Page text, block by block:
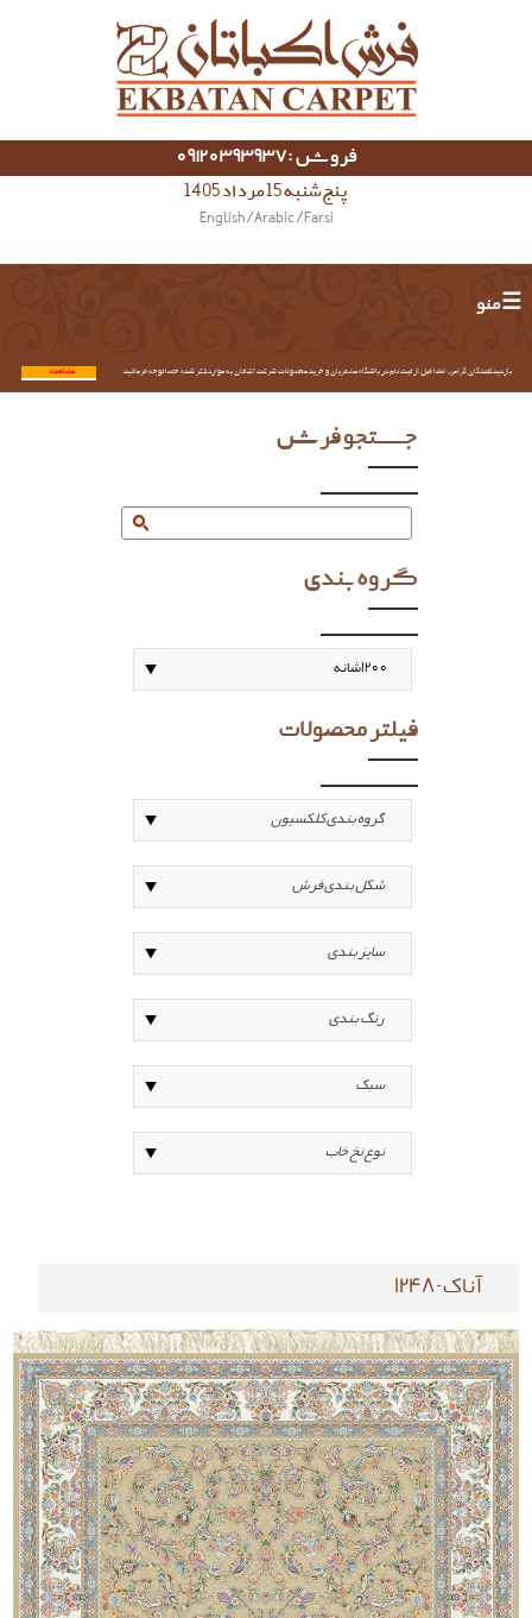
فروش :09120393937
پنج شنبه 15 مرداد 1405
English/ Arabic / Farsi
☰ منو
بازدیدکنندگان گرامی؛ لطفا قبل از ثبت نام در باشگاه مشتریان و خرید محصولات شرکت اکباتان به موارد ذکر شده حتما توجه فرمائید. مشاهده...
جستجو فرش
گروه بندی
فیلتر محصولات
آناک-1248